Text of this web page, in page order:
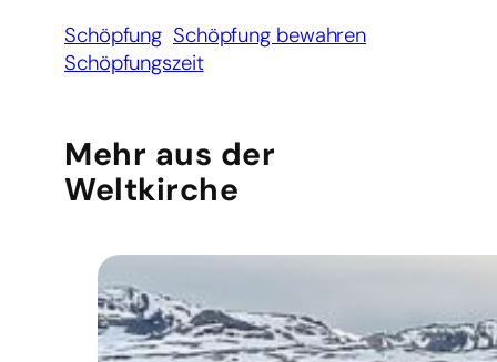
Schöpfung Schöpfung bewahren
Schöpfungszeit
Mehr aus der
Weltkirche